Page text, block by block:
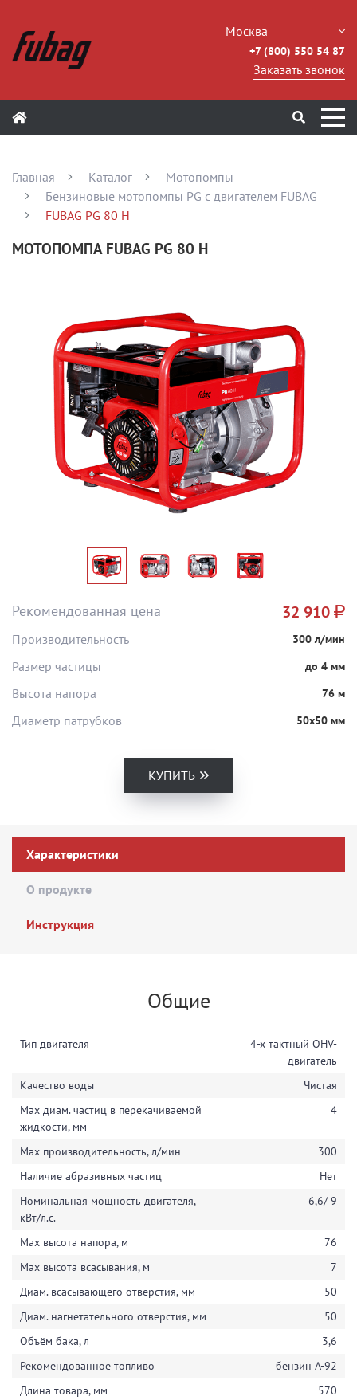
Москва
+7 (800) 550 54 87
Заказать звонок
Главная Каталог
Мотопомпы
Бензиновые мотопомпы PG с двигателем FUBAG
FUBAG PG 80 H
МОТОПОМПА FUBAG PG 80 H
Рекомендованная цена 32 910
Производительность 300 л/мин
Размер частицы до 4 мм
Высота напора 76 м
Диаметр патрубков 50х50 мм
КУПИТЬ
Характеристики
О продукте
Инструкция
Общие
Тип двигателя
4-х тактный OHV-
двигатель
Качество воды
Чистая
Max диам. частиц в перекачиваемой
жидкости, мм
4
Max производительность, л/мин
300
Наличие абразивных частиц
Нет
Номинальная мощность двигателя,
кВт/л.с.
6,6/ 9
Max высота напора, м
76
Max высота всасывания, м
7
Диам. всасывающего отверстия, мм
50
Диам. нагнетательного отверстия, мм
50
Объём бака, л
3,6
Рекомендованное топливо
бензин А-92
Длина товара, мм
570